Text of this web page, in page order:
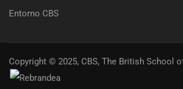
Entorno CBS
Copyright © 2025, CBS, The British School